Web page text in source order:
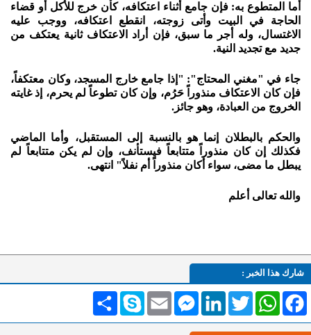
أما المتطوع به: فإن جامع أثناء اعتكافه، كأن خرج للأكل أو قضاء
الحاجة في البيت وأتى زوجته، انقطع اعتكافه، ووجب عليه
الاغتسال، وله أجر ما سبق، فإن أراد الاعتكاف ثانية يعتكف من
جديد مع تجديد النية.
جاء في "مغني المحتاج": "إذا جامع خارج المسجد، وكان معتكفاً،
فإن كان الاعتكاف منذوراً حَرُم، وإن كان تطوعاً لم يحرم، إذ غايته
الخروج من العبادة، وهو جائز.
والحكم بالبطلان إنما هو بالنسبة إلى المستقبل، وأما الماضي
فكذلك إن كان منذوراً متتابعاً فيستأنف، وإن لم يكن متتابعاً لم
يبطل ما مضى، سواء أكان منذوراً أم نفلاً" انتهى.
والله تعالى أعلم
شارك هذا الخبر :
انشر Skype Email
MessengerLinkedInTwitterWhatsAppFacebook